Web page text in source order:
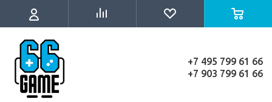
+7 495 799 61 66
+7 903 799 61 66